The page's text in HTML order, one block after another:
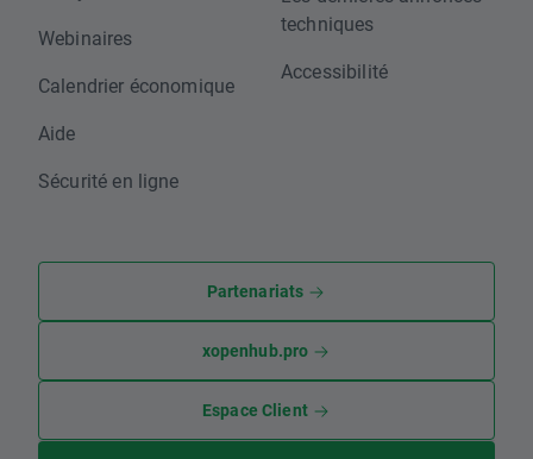
Webinaires
Calendrier économique
Aide
Sécurité en ligne
techniques
Accessibilité
Partenariats
xopenhub.pro
Espace Client